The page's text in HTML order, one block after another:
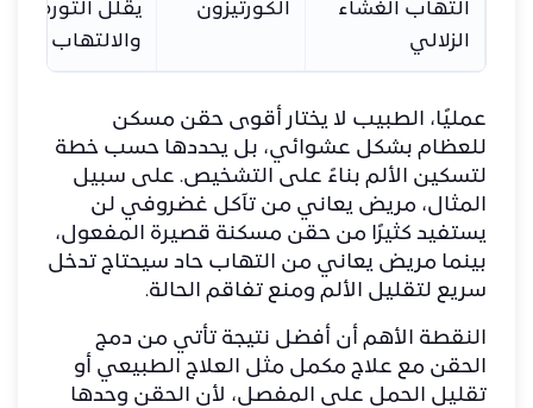
التهاب الغشاء
الزلالي
الكورتيزون
يقلل التورم
والالتهاب
عمليًا، الطبيب لا يختار أقوى حقن مسكن
للعظام بشكل عشوائي، بل يحددها حسب خطة
لتسكين الألم بناءً على التشخيص. على سبيل
المثال، مريض يعاني من تآكل غضروفي لن
يستفيد كثيرًا من حقن مسكنة قصيرة المفعول،
بينما مريض يعاني من التهاب حاد سيحتاج تدخل
سريع لتقليل الألم ومنع تفاقم الحالة.
النقطة الأهم أن أفضل نتيجة تأتي من دمج
الحقن مع علاج مكمل مثل العلاج الطبيعي أو
تقليل الحمل على المفصل، لأن الحقن وحدها